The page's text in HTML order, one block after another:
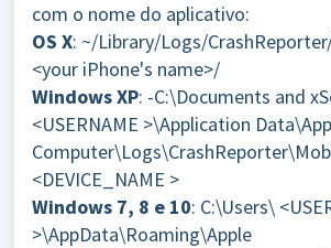
com o nome do aplicativo:
OS X: ~/Library/Logs/
<your iPhone's name>/
Windows XP: -C:\Documents and
<USERNAME >\Application
<DEVICE_NAME >
Windows 7, 8 e 10: C:\Users\
>\AppData\Roaming\Apple